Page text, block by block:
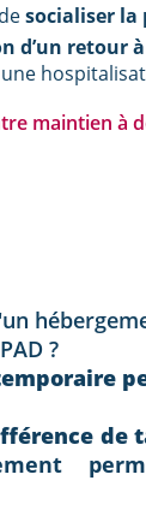
socialiser la
d’un retour à
maintien à
?
de